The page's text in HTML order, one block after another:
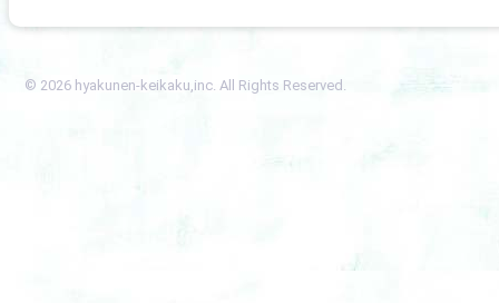
© 2026 hyakunen-keikaku,inc. All Rights Reserved.